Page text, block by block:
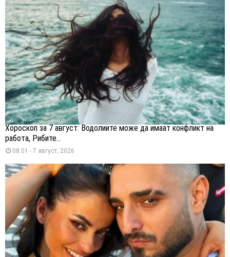
Хороскоп за 7 август: Водолиите може да имаат конфликт на
работа, Рибите...
08:01 - 7 август, 2026